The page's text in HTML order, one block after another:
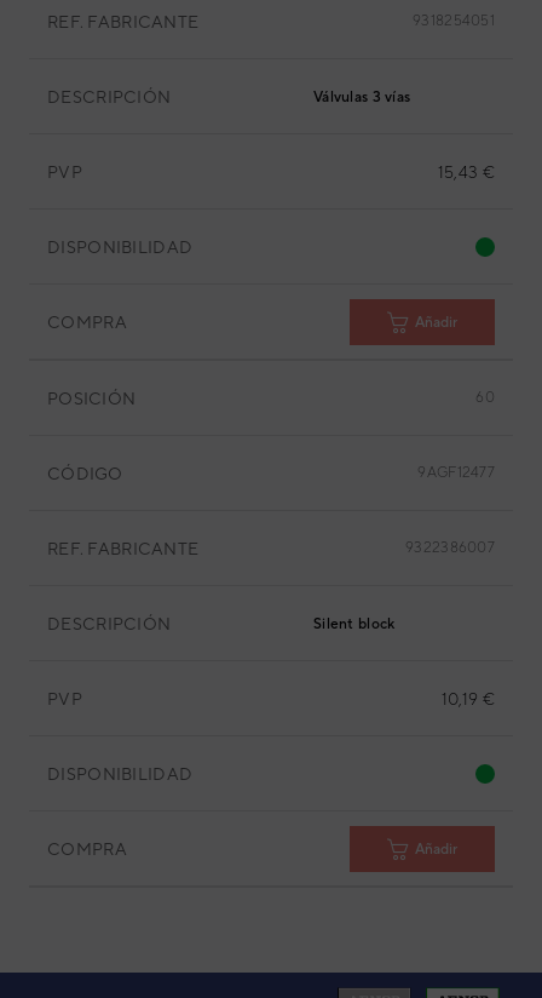
REF. FABRICANTE 9318254051
DESCRIPCIÓN Válvulas 3 vías
PVP 15,43 €
DISPONIBILIDAD
COMPRA Añadir
POSICIÓN 60
CÓDIGO 9AGF12477
REF. FABRICANTE 9322386007
DESCRIPCIÓN Silent block
PVP 10,19 €
DISPONIBILIDAD
COMPRA Añadir